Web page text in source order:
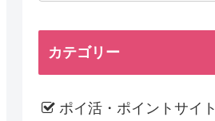
カテゴリー
ポイ活・ポイントサイト